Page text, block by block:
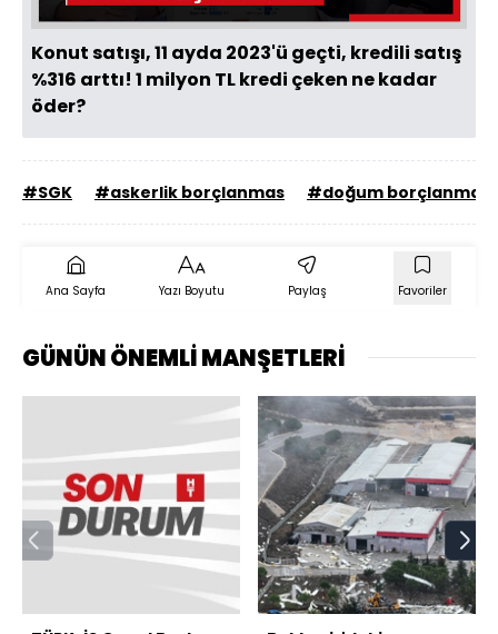
Konut satışı, 11 ayda 2023'ü geçti, kredili satış
%316 arttı! 1 milyon TL kredi çeken ne kadar
öder?
#SGK #askerlik borçlanmas #doğum borçlanması
Ana Sayfa Yazı Boyutu Paylaş Favoriler
GÜNÜN ÖNEMLİ MANŞETLERİ